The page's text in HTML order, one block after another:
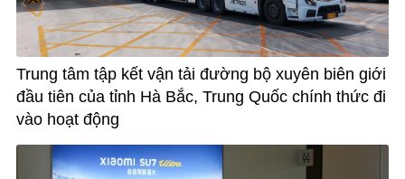
Trung tâm tập kết vận tải đường bộ xuyên biên giới
đầu tiên của tỉnh Hà Bắc, Trung Quốc chính thức đi
vào hoạt động